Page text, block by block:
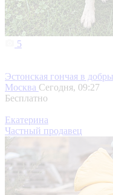
5
Эстонская гончая в
Москва Сегодня, 09:27
Бесплатно
Екатерина
Частный продавец